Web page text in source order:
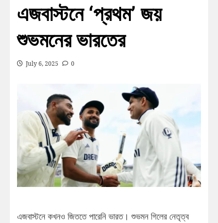
এজবাস্টনে ‘প্রথম’ জয়
শুভমনের ভারতের
July 6, 2025 0
এজবাস্টনে কখনও জিততে পারেনি ভারত। শুভমন গিলের নেতৃত্ব